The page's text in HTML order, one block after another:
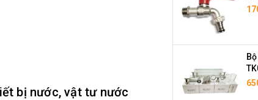
bị nước, vật tư nước